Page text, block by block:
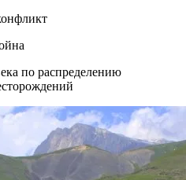
по распределению